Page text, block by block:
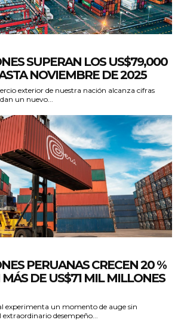
SUPERAN LOS US$79,000
NOVIEMBRE DE 2025
exterior de nuestra nación alcanza cifras
un nuevo...
PERUANAS CRECEN 20 %
DE US$71 MIL MILLONES
experimenta un momento de auge sin
extraordinario desempeño...